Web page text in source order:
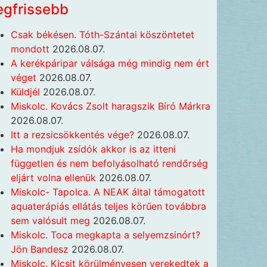
Csak békésen. Tóth-Szántai köszöntetet
mondott 2026.08.07.
A kerékpáripar válsága még mindig nem ért
véget 2026.08.07.
Küldjél 2026.08.07.
Miskolc. Kovács Zsolt haragszik Bíró Márkra
2026.08.07.
Itt a rezsicsökkentés vége? 2026.08.07.
Ha mondjuk zsídók akkor is az itteni
független és nem befolyásolható rendőrség
eljárt volna ellenük 2026.08.07.
Miskolc- Tapolca. A NEAK által támogatott
aquaterápiás ellátás teljes körűen továbbra
sem valósult meg 2026.08.07.
Miskolc. Toca megkapta a selyemzsinórt?
Jön Bandesz 2026.08.07.
Miskolc. Kicsit körülményesen verekedtek a